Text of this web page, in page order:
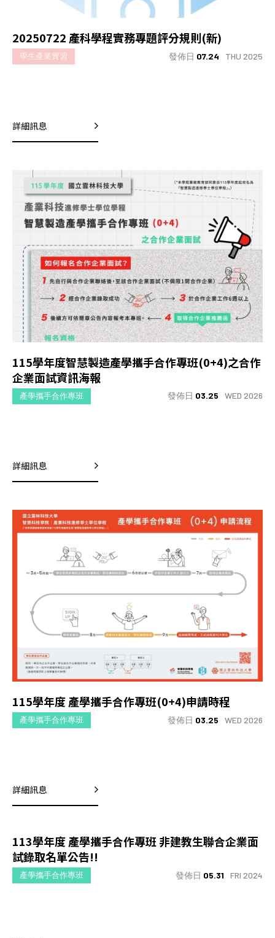
20250722 產科學程實務專題評分規則(新)
學生產業實習 發佈日 07.24 THU 2025
詳細訊息
115學年度智慧製造產學攜手合作專班(0+4)之合作
企業面試資訊海報
產學攜手合作專班 發佈日 03.25 WED 2026
詳細訊息
115學年度 產學攜手合作專班(0+4)申請時程
產學攜手合作專班 發佈日 03.25 WED 2026
詳細訊息
113學年度 產學攜手合作專班 非建教生聯合企業面
試錄取名單公告!!
產學攜手合作專班 發佈日 05.31 FRI 2024